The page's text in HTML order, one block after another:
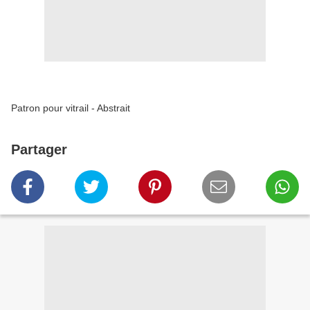
Patron pour vitrail - Abstrait
Partager